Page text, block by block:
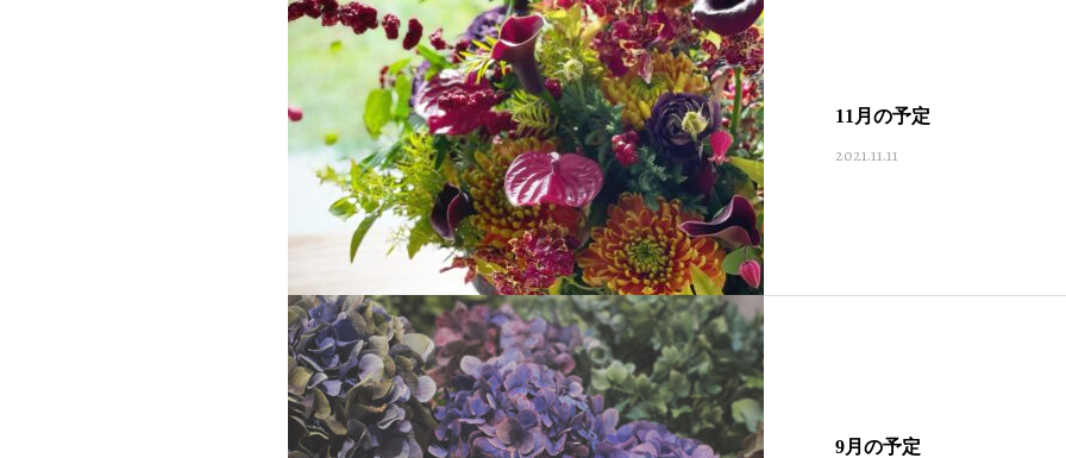
11月の予定
2021.11.11
9月の予定